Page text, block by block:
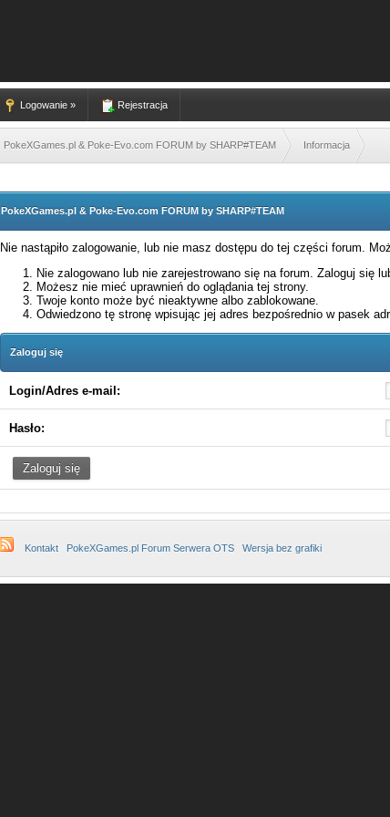
Logowanie » Rejestracja
PokeXGames.pl & Poke-Evo.com FORUM by SHARP#TEAM Informacja
PokeXGames.pl & Poke-Evo.com FORUM by SHARP#TEAM
Nie nastąpiło zalogowanie, lub nie masz dostępu do tej części forum.
Nie zalogowano lub nie zarejestrowano się na forum. Zaloguj się
Możesz nie mieć uprawnień do oglądania tej strony.
Twoje konto może być nieaktywne albo zablokowane.
Odwiedzono tę stronę wpisując jej adres bezpośrednio w pasek
Zaloguj się
Login/Adres e-mail:
Hasło:
Kontakt PokeXGames.pl Forum Serwera OTS Wersja bez grafiki